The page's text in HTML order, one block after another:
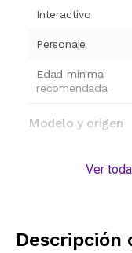
Interactivo
Personaje
Edad minima
recomendada
Modelo y origen
Ver
Descripción